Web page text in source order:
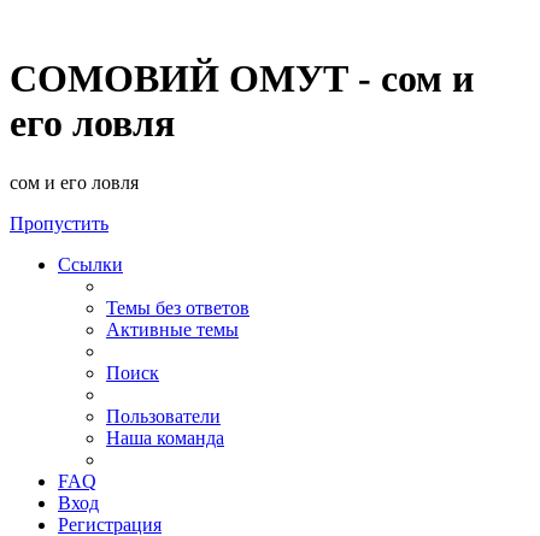
СОМОВИЙ ОМУТ - сом и
его ловля
сом и его ловля
Пропустить
Ссылки
Темы без ответов
Активные темы
Поиск
Пользователи
Наша команда
FAQ
Вход
Регистрация